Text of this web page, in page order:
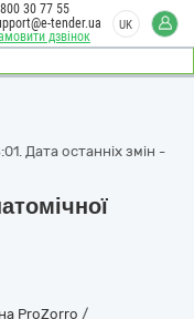
дзвінок
30 77 55
tender.ua
UK
Дата останніх змін -
на ProZorro /